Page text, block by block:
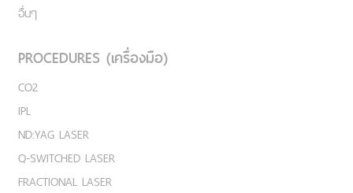
อื่นๆ
PROCEDURES (เครื่องมือ)
CO2
IPL
ND:YAG LASER
Q-SWITCHED LASER
FRACTIONAL LASER